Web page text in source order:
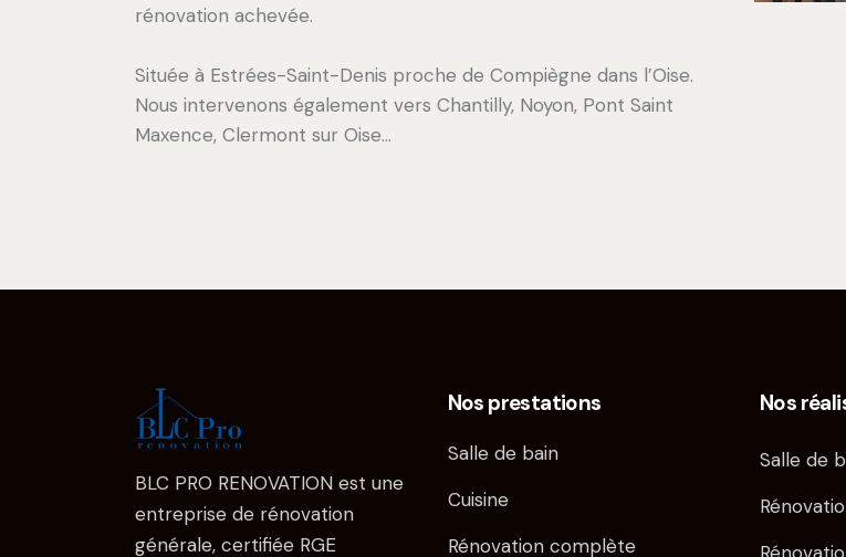
rénovation achevée.
Située à Estrées-Saint-Denis proche de Compiègne dans l’Oise.
Nous intervenons également vers Chantilly, Noyon, Pont Saint
Maxence, Clermont sur Oise…
BLC PRO RENOVATION est une
entreprise de rénovation
générale, certifiée RGE
Nos prestations
Salle de bain
Cuisine
Rénovation complète
Nos
Salle de